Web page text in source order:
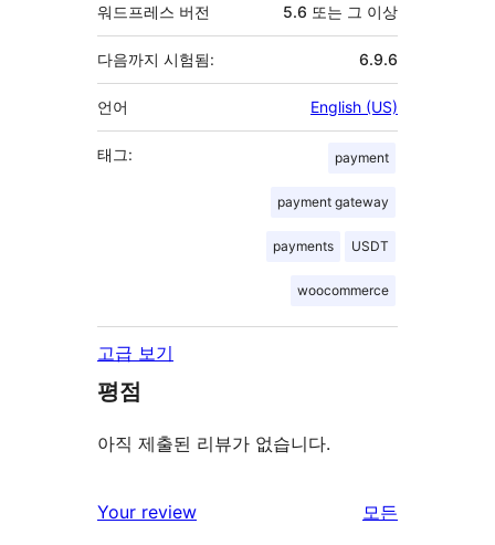
워드프레스 버전 5.6 또는 그 이상
다음까지 시험됨: 6.9.6
언어 English (US)
태그: payment
payment gateway
payments USDT
woocommerce
고급 보기
평점
아직 제출된 리뷰가 없습니다.
Your review
모든